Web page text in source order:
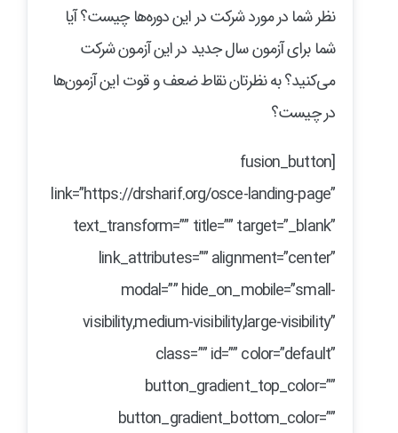
نظر شما در مورد شرکت در این دوره‌ها چیست؟ آیا
شما برای آزمون سال جدید در این آزمون شرکت
می‌کنید؟ به نظرتان نقاط ضعف و قوت این آزمون‌ها
در چیست؟
[fusion_button
link=”https://drsharif.org/osce-landing-page”
text_transform=”” title=”” target=”_blank”
link_attributes=”” alignment=”center”
modal=”” hide_on_mobile=”small-
visibility,medium-visibility,large-visibility”
class=”” id=”” color=”default”
button_gradient_top_color=””
button_gradient_bottom_color=””